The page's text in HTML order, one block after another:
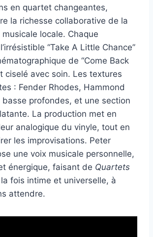
en quartet changeantes,
la richesse collaborative de la
locale. Chaque
“Take A Little Chance”
de “Come Back
ciselé avec soin. Les textures
: Fender Rhodes, Hammond
basse profondes, et une section
La production met en
analogique du vinyle, tout en
les improvisations. Peter
une voix musicale personnelle,
énergique, faisant de Quartets
fois intime et universelle, à
attendre.